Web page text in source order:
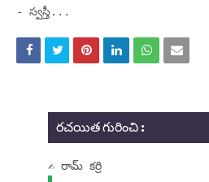
- స్వస్తీ...
రచయిత గురించి :
✍ రామ్ కర్రి